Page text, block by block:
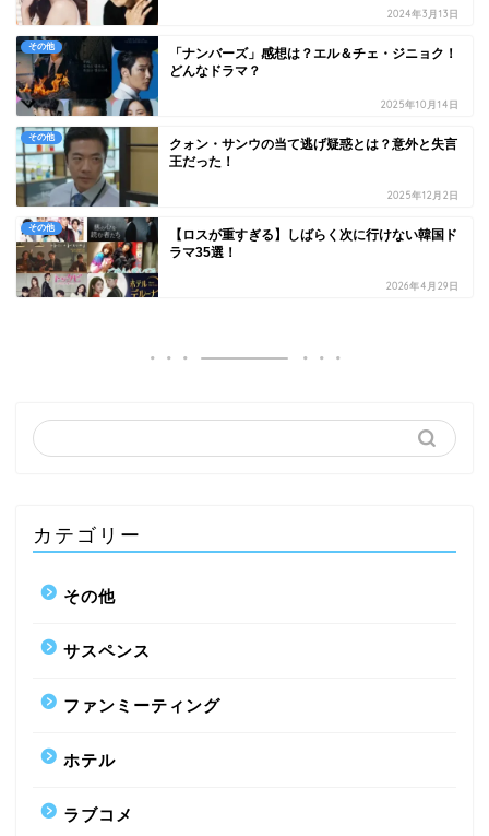
2024年3月13日
その他
「ナンバーズ」感想は？エル＆チェ・ジニョク！
どんなドラマ？
2025年10月14日
その他
クォン・サンウの当て逃げ疑惑とは？意外と失言
王だった！
2025年12月2日
その他
【ロスが重すぎる】しばらく次に行けない韓国ド
ラマ35選！
2026年4月29日
カテゴリー
その他
サスペンス
ファンミーティング
ホテル
ラブコメ